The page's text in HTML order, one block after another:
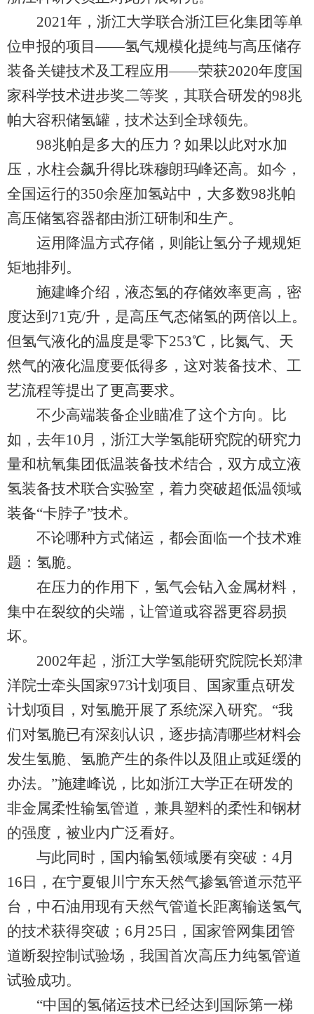
2021年，浙江大学联合浙江巨化集团等单
位申报的项目——氢气规模化提纯与高压储存
装备关键技术及工程应用——荣获2020年度国
家科学技术进步奖二等奖，其联合研发的98兆
帕大容积储氢罐，技术达到全球领先。
98兆帕是多大的压力？如果以此对水加
压，水柱会飙升得比珠穆朗玛峰还高。如今，
全国运行的350余座加氢站中，大多数98兆帕
高压储氢容器都由浙江研制和生产。
运用降温方式存储，则能让氢分子规规矩
矩地排列。
施建峰介绍，液态氢的存储效率更高，密
度达到71克/升，是高压气态储氢的两倍以上。
但氢气液化的温度是零下253℃，比氮气、天
然气的液化温度要低得多，这对装备技术、工
艺流程等提出了更高要求。
不少高端装备企业瞄准了这个方向。比
如，去年10月，浙江大学氢能研究院的研究力
量和杭氧集团低温装备技术结合，双方成立液
氢装备技术联合实验室，着力突破超低温领域
装备“卡脖子”技术。
不论哪种方式储运，都会面临一个技术难
题：氢脆。
在压力的作用下，氢气会钻入金属材料，
集中在裂纹的尖端，让管道或容器更容易损
坏。
2002年起，浙江大学氢能研究院院长郑津
洋院士牵头国家973计划项目、国家重点研发
计划项目，对氢脆开展了系统深入研究。“我
们对氢脆已有深刻认识，逐步搞清哪些材料会
发生氢脆、氢脆产生的条件以及阻止或延缓的
办法。”施建峰说，比如浙江大学正在研发的
非金属柔性输氢管道，兼具塑料的柔性和钢材
的强度，被业内广泛看好。
与此同时，国内输氢领域屡有突破：4月
16日，在宁夏银川宁东天然气掺氢管道示范平
台，中石油用现有天然气管道长距离输送氢气
的技术获得突破；6月25日，国家管网集团管
道断裂控制试验场，我国首次高压力纯氢管道
试验成功。
“中国的氢储运技术已经达到国际第一梯